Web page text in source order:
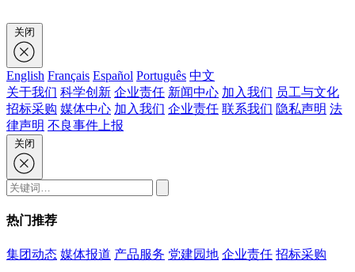
English Français Español Português 中文
关于我们 科学创新 企业责任 新闻中心 加入我们 员工与文化
招标采购 媒体中心 加入我们 企业责任 联系我们 隐私声明 法
律声明 不良事件上报
热门推荐
集团动态 媒体报道 产品服务 党建园地 企业责任 招标采购